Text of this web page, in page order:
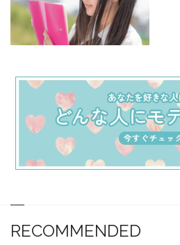
RECOMMENDED